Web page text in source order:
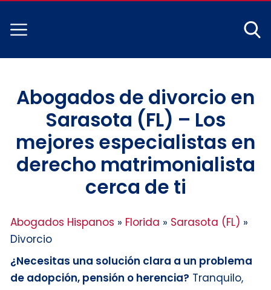
Abogados de divorcio en
Sarasota (FL) – Los
mejores especialistas en
derecho matrimonialista
cerca de ti
Abogados Hispanos » Florida » Sarasota (FL) »
Divorcio
¿Necesitas una solución clara a un problema
de adopción, pensión o herencia? Tranquilo,